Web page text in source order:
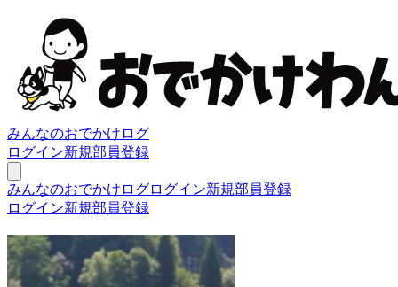
みんなのおでかけログ
ログイン新規部員登録
みんなのおでかけログログイン新規部員登録
ログイン新規部員登録